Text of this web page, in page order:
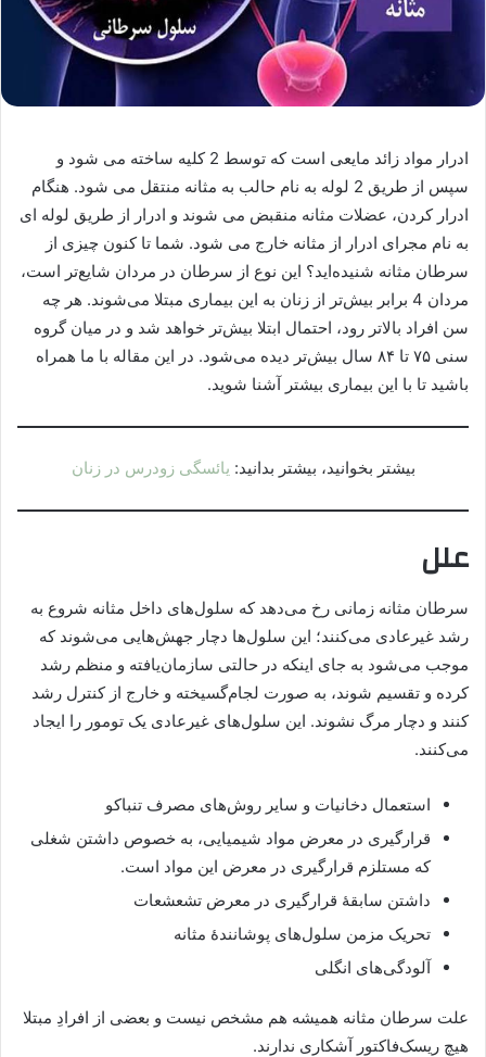
ادرار مواد زائد مایعی است که توسط 2 کلیه ساخته می شود و
سپس از طریق 2 لوله به نام حالب به مثانه منتقل می شود. هنگام
ادرار کردن، عضلات مثانه منقبض می شوند و ادرار از طریق لوله ای
به نام مجرای ادرار از مثانه خارج می شود. شما تا کنون چیزی از
سرطان مثانه شنیده‌اید؟ این نوع از سرطان در مردان شایع‌تر است،
مردان 4 برابر بیش‌تر از زنان به این بیماری مبتلا می‌شوند. هر چه
سن افراد بالاتر رود، احتمال ابتلا بیش‌تر خواهد شد و در میان گروه
سنی ۷۵ تا ۸۴ سال بیش‌تر دیده می‌شود. در این مقاله با ما همراه
باشید تا با این بیماری بیشتر آشنا شوید.
بیشتر بخوانید، بیشتر بدانید: یائسگی زودرس در زنان
علل
سرطان مثانه زمانی رخ می‌دهد که سلول‌های داخل مثانه شروع به
رشد غیرعادی می‌کنند؛ این سلول‌ها دچار جهش‌هایی می‌شوند که
موجب می‌شود به جای اینکه در حالتی سازمان‌یافته و منظم رشد
کرده و تقسیم شوند، به صورت لجام‌گسیخته و خارج از کنترل رشد
کنند و دچار مرگ نشوند. این سلول‌های غیرعادی یک تومور را ایجاد
می‌کنند.
استعمال دخانیات و سایر روش‌های مصرف تنباکو
قرارگیری در معرض مواد شیمیایی، به خصوص داشتن شغلی
که مستلزم قرارگیری در معرض این مواد است.
داشتن سابقه‌ٔ قرارگیری در معرض تشعشعات
تحریک مزمن سلول‌های پوشاننده‌ٔ مثانه
آلودگی‌های انگلی
علت سرطان مثانه همیشه هم مشخص نیست و بعضی از افرادِ مبتلا
هیچ ریسک‌فاکتور آشکاری ندارند.